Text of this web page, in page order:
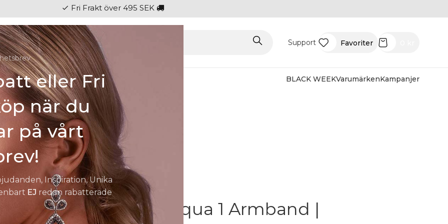
eller Fri
när du
på vårt
Inspiration, Unika
EJ redan rabatterade
check Fri Frakt över 495 SEK
Support Favoriter
RingarKlockorHerrBarnFest BLACK WEEKVarumärkenKampanjer
SMYCKENDAHLS
Rabatter på varor i Lager
25% på tusentals varor.
| Guld
Pennika Sg Aqua 1 Armband |